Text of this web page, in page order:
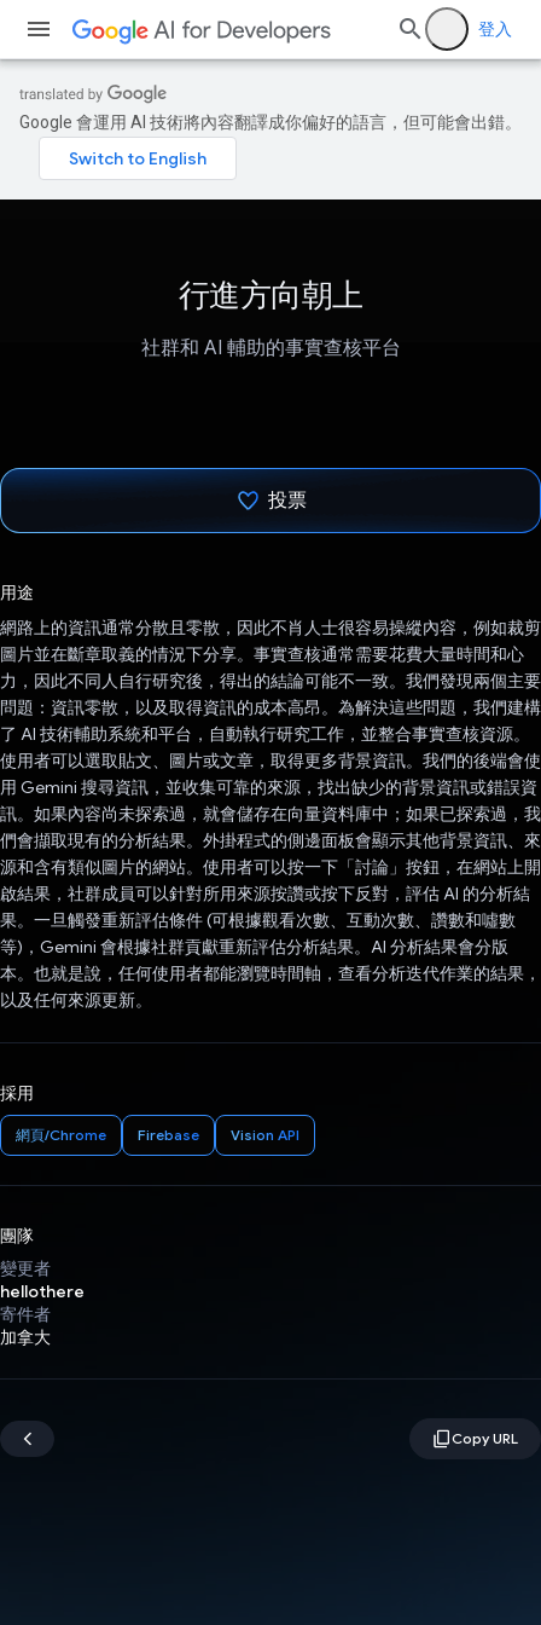
登入
Google 會運用 AI 技術將內容翻譯成你偏好的語言，但可能會出錯。
行進方向朝上
社群和 AI 輔助的事實查核平台
投票
用途
網路上的資訊通常分散且零散，因此不肖人士很容易操縱內容，例如裁剪
圖片並在斷章取義的情況下分享。事實查核通常需要花費大量時間和心
力，因此不同人自行研究後，得出的結論可能不一致。我們發現兩個主要
問題：資訊零散，以及取得資訊的成本高昂。為解決這些問題，我們建構
了 AI 技術輔助系統和平台，自動執行研究工作，並整合事實查核資源。
使用者可以選取貼文、圖片或文章，取得更多背景資訊。我們的後端會使
用 Gemini 搜尋資訊，並收集可靠的來源，找出缺少的背景資訊或錯誤資
訊。如果內容尚未探索過，就會儲存在向量資料庫中；如果已探索過，我
們會擷取現有的分析結果。外掛程式的側邊面板會顯示其他背景資訊、來
源和含有類似圖片的網站。使用者可以按一下「討論」按鈕，在網站上開
啟結果，社群成員可以針對所用來源按讚或按下反對，評估 AI 的分析結
果。一旦觸發重新評估條件 (可根據觀看次數、互動次數、讚數和噓數
等)，Gemini 會根據社群貢獻重新評估分析結果。AI 分析結果會分版
本。也就是說，任何使用者都能瀏覽時間軸，查看分析迭代作業的結果，
以及任何來源更新。
採用
網頁/Chrome Firebase Vision API
團隊
變更者
hellothere
寄件者
加拿大